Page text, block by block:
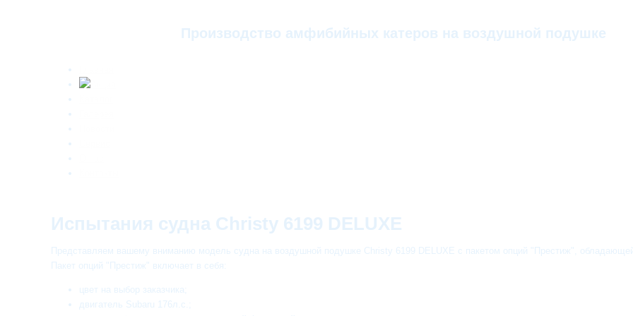
Производство амфибийных катеров на воздушной подушке
Испытания судна Christy 6199 DELUXE
Представляем вашему вниманию модель судна на воздушной подушке Christy 6199 DELUXE с пакетом опций "Престиж",
Пакет опций "Престиж" включает в себя:
цвет на выбор заказчика;
двигатель Subaru 176л.с.;